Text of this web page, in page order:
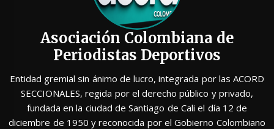
Asociación Colombiana de
Periodistas Deportivos
Entidad gremial sin ánimo de lucro, integrada por las ACORD
SECCIONALES, regida por el derecho público y privado,
fundada en la ciudad de Santiago de Cali el día 12 de
diciembre de 1950 y reconocida por el Gobierno Colombiano